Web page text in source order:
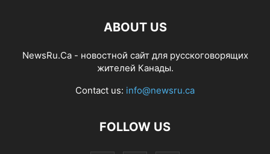
ABOUT US
NewsRu.Ca - новостной сайт для русскоговорящих
жителей Канады.
Contact us: info@newsru.ca
FOLLOW US